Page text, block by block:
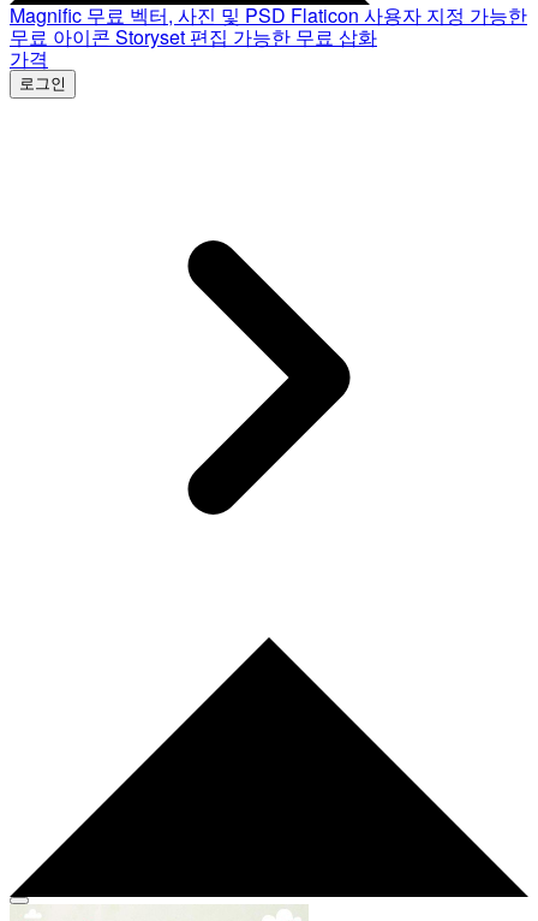
Magnific 무료 벡터, 사진 및 PSD Flaticon 사용자 지정 가능한
무료 아이콘 Storyset 편집 가능한 무료 삽화
가격
로그인